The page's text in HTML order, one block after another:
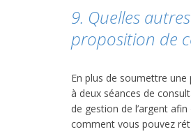
9. Quelles
proposition de
En plus de soumettre
à deux séances de
de gestion de l’argent
comment vous pouvez